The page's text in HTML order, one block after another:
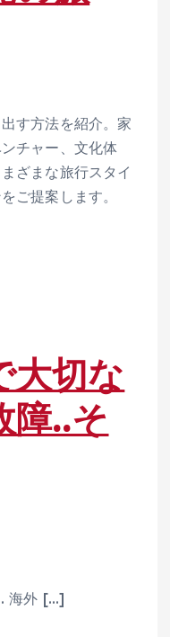
す方法を紹介。家
チャー、文化体
ざまな旅行スタイ
ご提案します。
大切な
障..そ
海外 […]